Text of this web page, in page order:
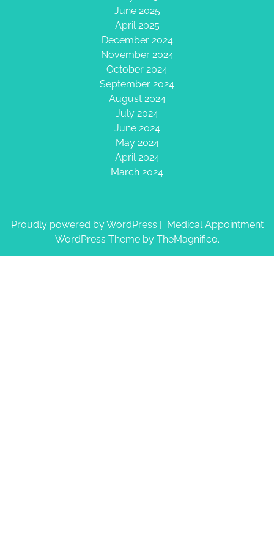
June 2025
April 2025
December 2024
November 2024
October 2024
September 2024
August 2024
July 2024
June 2024
May 2024
April 2024
March 2024
Proudly powered by WordPress | Medical Appointment
WordPress Theme by TheMagnifico.